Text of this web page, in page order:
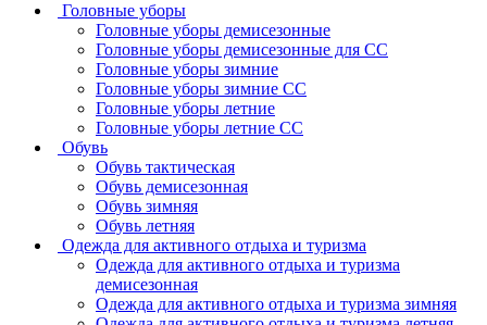
Головные уборы
Головные уборы демисезонные
Головные уборы демисезонные для СС
Головные уборы зимние
Головные уборы зимние СС
Головные уборы летние
Головные уборы летние СС
Обувь
Обувь тактическая
Обувь демисезонная
Обувь зимняя
Обувь летняя
Одежда для активного отдыха и туризма
Одежда для активного отдыха и туризма
демисезонная
Одежда для активного отдыха и туризма зимняя